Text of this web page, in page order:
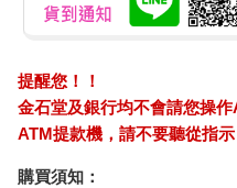
提醒您！！
金石堂及銀行均不會請您操
ATM提款機，請不要聽從指示
購買須知：